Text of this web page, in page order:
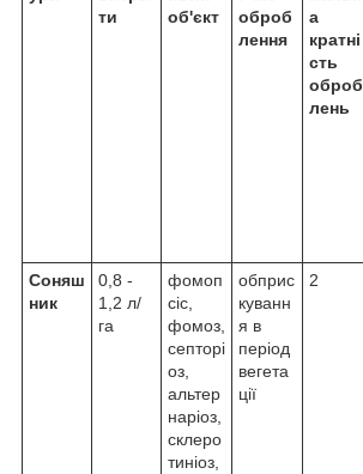
ти
об'єкт
оброб
лення
а
кратні
сть
оброб
лень
Соняш
ник
0,8 -
1,2 л/
га
фомоп
сіс,
фомоз,
септорі
оз,
альтер
наріоз,
склеро
тиніоз,
обприс
куванн
я в
період
вегета
ції
2